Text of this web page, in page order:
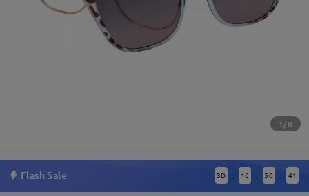
1/8
Flash Sale 3D : 16 : 50 : 41